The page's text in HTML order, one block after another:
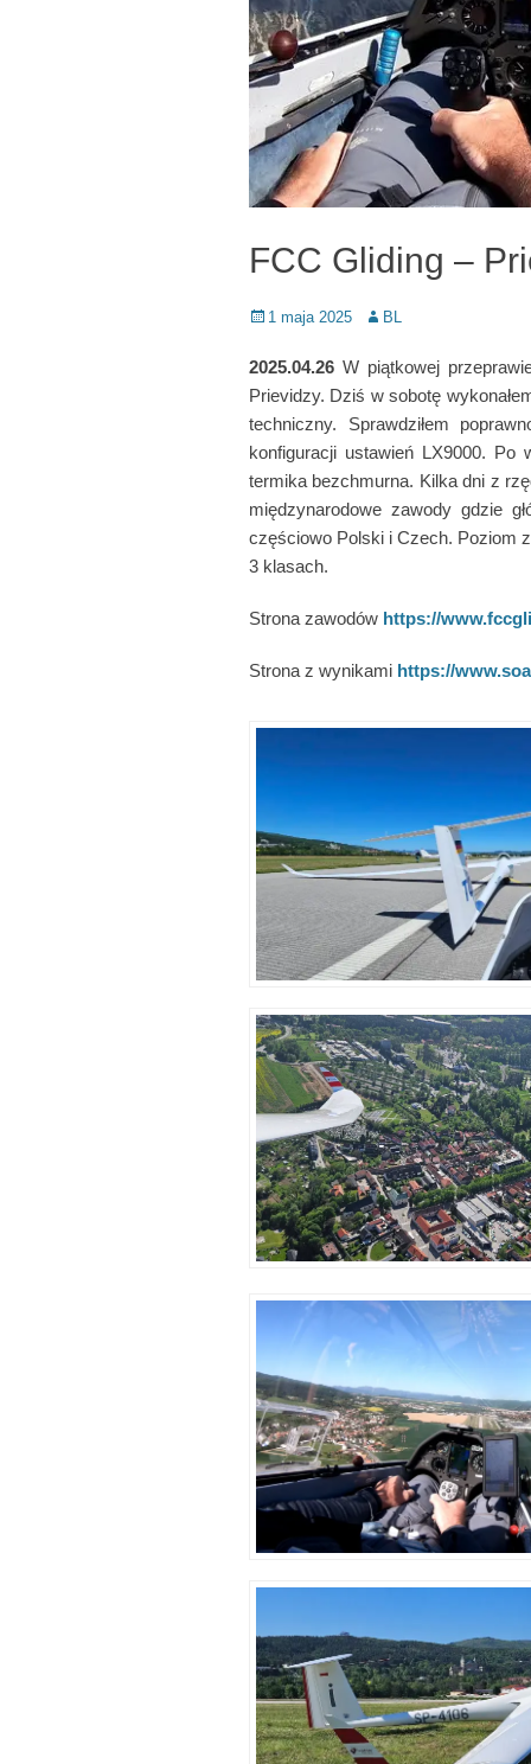
FCC Gliding –
Posted
1 maja 2025 Author
BL
2025.04.26 W piątkowej
Prievidzy. Dziś w sobotę
techniczny. Sprawdziłem
konfiguracji ustawień LX9000.
termika bezchmurna. Kilka dni z
międzynarodowe zawody gdzie
częściowo Polski i Czech. Poziom
3 klasach.
Strona zawodów https://
Strona z wynikami https://